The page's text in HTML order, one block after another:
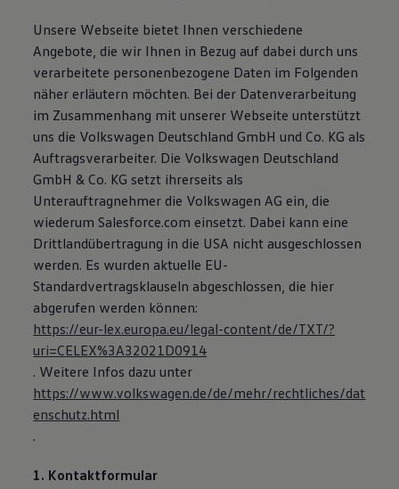
Unsere Webseite bietet Ihnen verschiedene
Angebote, die wir Ihnen in Bezug auf dabei durch uns
verarbeitete personenbezogene Daten im Folgenden
näher erläutern möchten. Bei der Datenverarbeitung
im Zusammenhang mit unserer Webseite unterstützt
uns die Volkswagen Deutschland GmbH und Co. KG als
Auftragsverarbeiter. Die Volkswagen Deutschland
GmbH & Co. KG setzt ihrerseits als
Unterauftragnehmer die Volkswagen AG ein, die
wiederum Salesforce.com einsetzt. Dabei kann eine
Drittlandübertragung in die USA nicht ausgeschlossen
werden. Es wurden aktuelle EU-
Standardvertragsklauseln abgeschlossen, die hier
abgerufen werden können:
https://eur-lex.europa.eu/legal-content/de/TXT/?
uri=CELEX%3A32021D0914
. Weitere Infos dazu unter
https://www.volkswagen.de/de/mehr/rechtliches/dat
enschutz.html
.
1. Kontaktformular